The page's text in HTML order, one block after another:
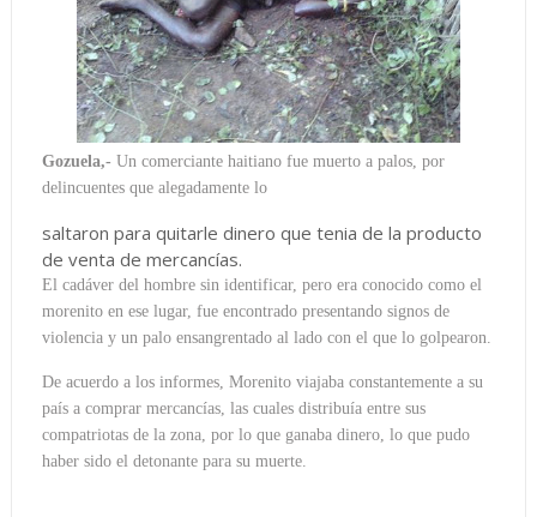
Gozuela,- Un comerciante haitiano fue muerto a palos, por
delincuentes que alegadamente lo
saltaron para quitarle dinero que tenia de la producto
de venta de mercancías.
El cadáver del hombre sin identificar, pero era conocido como el
morenito en ese lugar, fue encontrado presentando signos de
violencia y un palo ensangrentado al lado con el que lo golpearon.
De acuerdo a los informes, Morenito viajaba constantemente a su
país a comprar mercancías, las cuales distribuía entre sus
compatriotas de la zona, por lo que ganaba dinero, lo que pudo
haber sido el detonante para su muerte.